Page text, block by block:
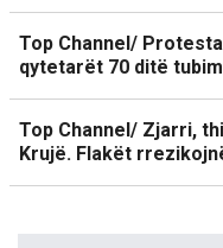
Top Channel/
qytetarët 70 ditë
Top Channel/ Zjarri,
Krujë. Flakët